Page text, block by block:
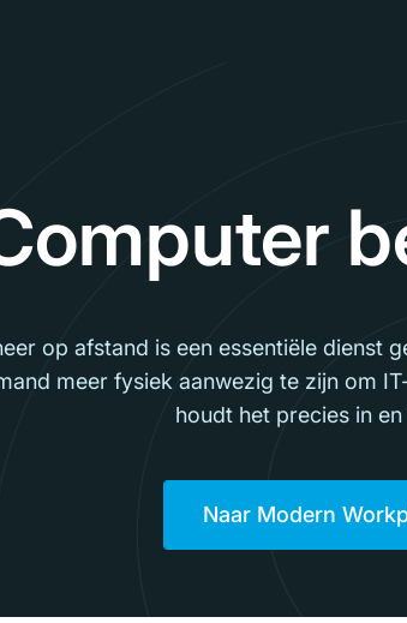
op afstand is een essentiële dienst
meer fysiek aanwezig te zijn om
houdt het precies in
Naar Modern